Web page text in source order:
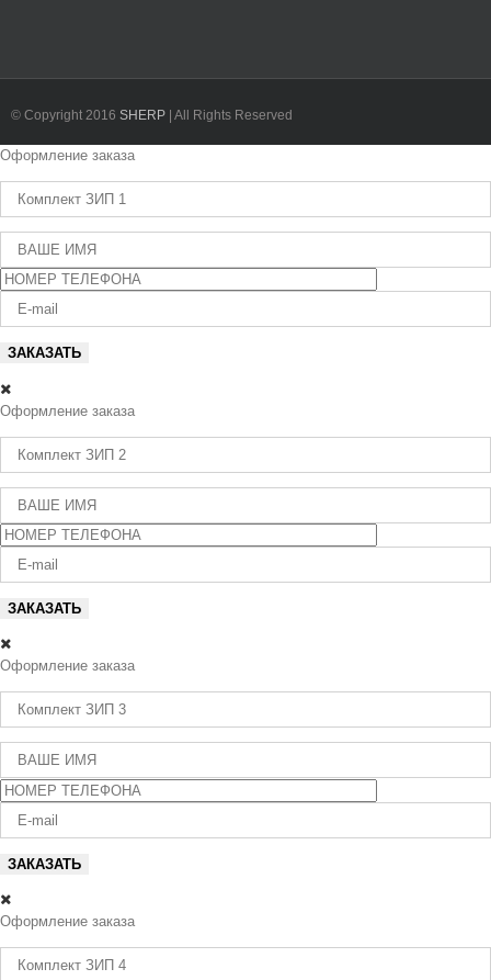
© Copyright 2016 SHERP | All Rights Reserved
Оформление заказа
Оформление заказа
Оформление заказа
Оформление заказа